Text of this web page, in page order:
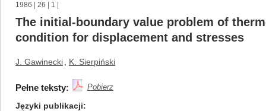
1986 26 1
The initial-boundary value problem of
condition for displacement and stresses
J. Gawinecki K. Sierpiński
Pełne teksty: Pobierz
Języki publikacji